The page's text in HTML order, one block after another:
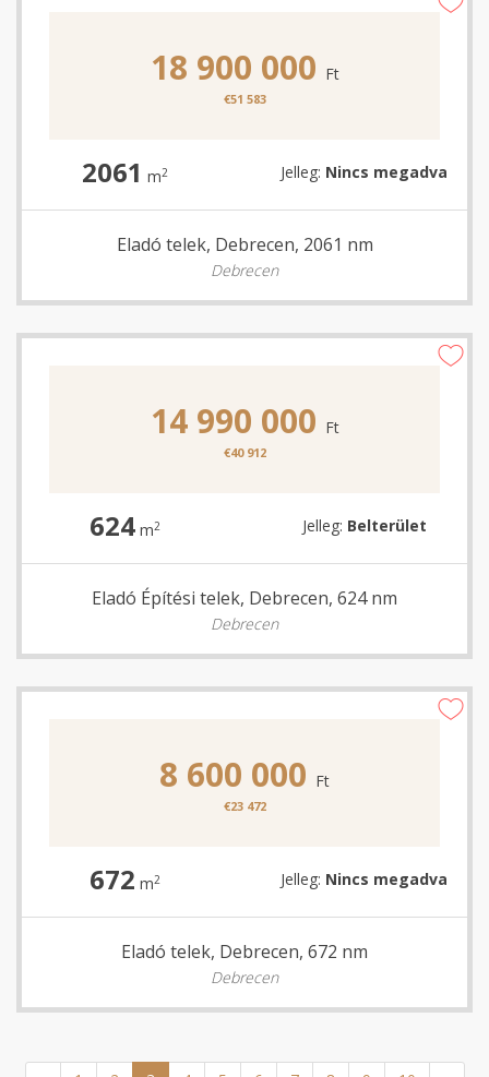
18 900 000 Ft
€51 583
2061 m2 Jelleg: Nincs megadva
Eladó telek, Debrecen, 2061 nm
Debrecen
14 990 000 Ft
€40 912
624 m2 Jelleg: Belterület
Eladó Építési telek, Debrecen, 624 nm
Debrecen
8 600 000 Ft
€23 472
672 m2 Jelleg: Nincs megadva
Eladó telek, Debrecen, 672 nm
Debrecen